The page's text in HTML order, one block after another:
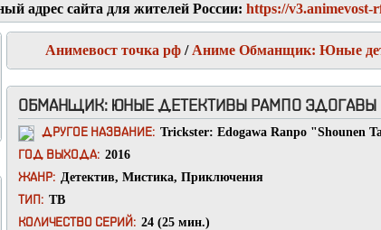
адрес сайта для жителей России: https://v3.animevost-
Анимевост точка рф/ Аниме Обманщик: Юные
ОБМАНЩИК: ЮНЫЕ ДЕТЕКТИВЫ РАМПО ЭДОГАВЫ
ДРУГОЕ НАЗВАНИЕ: Trickster: Edogawa Ranpo "Shounen
ГОД ВЫХОДА: 2016
ЖАНР: Детектив, Мистика, Приключения
ТИП: ТВ
КОЛИЧЕСТВО СЕРИЙ: 24 (25 мин.)